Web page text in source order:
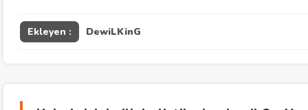
Ekleyen : DewiLKinG